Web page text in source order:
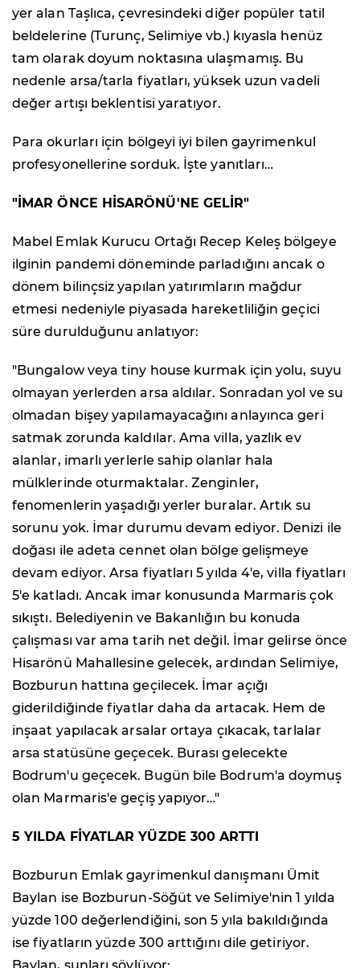
yer alan Taşlıca, çevresindeki diğer popüler tatil
beldelerine (Turunç, Selimiye vb.) kıyasla henüz
tam olarak doyum noktasına ulaşmamış. Bu
nedenle arsa/tarla fiyatları, yüksek uzun vadeli
değer artışı beklentisi yaratıyor.
Para okurları için bölgeyi iyi bilen gayrimenkul
profesyonellerine sorduk. İşte yanıtları…
"İMAR ÖNCE HİSARÖNÜ'NE GELİR"
Mabel Emlak Kurucu Ortağı Recep Keleş bölgeye
ilginin pandemi döneminde parladığını ancak o
dönem bilinçsiz yapılan yatırımların mağdur
etmesi nedeniyle piyasada hareketliliğin geçici
süre durulduğunu anlatıyor:
"Bungalow veya tiny house kurmak için yolu, suyu
olmayan yerlerden arsa aldılar. Sonradan yol ve su
olmadan bişey yapılamayacağını anlayınca geri
satmak zorunda kaldılar. Ama villa, yazlık ev
alanlar, imarlı yerlerle sahip olanlar hala
mülklerinde oturmaktalar. Zenginler,
fenomenlerin yaşadığı yerler buralar. Artık su
sorunu yok. İmar durumu devam ediyor. Denizi ile
doğası ile adeta cennet olan bölge gelişmeye
devam ediyor. Arsa fiyatları 5 yılda 4'e, villa fiyatları
5'e katladı. Ancak imar konusunda Marmaris çok
sıkıştı. Belediyenin ve Bakanlığın bu konuda
çalışması var ama tarih net değil. İmar gelirse önce
Hisarönü Mahallesine gelecek, ardından Selimiye,
Bozburun hattına geçilecek. İmar açığı
giderildiğinde fiyatlar daha da artacak. Hem de
inşaat yapılacak arsalar ortaya çıkacak, tarlalar
arsa statüsüne geçecek. Burası gelecekte
Bodrum'u geçecek. Bugün bile Bodrum'a doymuş
olan Marmaris'e geçiş yapıyor…"
5 YILDA FİYATLAR YÜZDE 300 ARTTI
Bozburun Emlak gayrimenkul danışmanı Ümit
Baylan ise Bozburun-Söğüt ve Selimiye'nin 1 yılda
yüzde 100 değerlendiğini, son 5 yıla bakıldığında
ise fiyatların yüzde 300 arttığını dile getiriyor.
Baylan, şunları söylüyor: